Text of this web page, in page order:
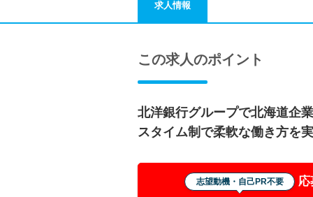
求人情報
この求人のポイント
北洋銀行グループで北海道企
スタイム制で柔軟な働き方を
志望動機・自己PR不要